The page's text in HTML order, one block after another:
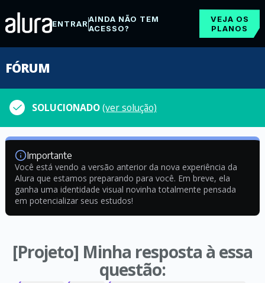
ENTRARAINDA NÃO TEM
ACESSO?
VEJA OS
PLANOS
FÓRUM
SOLUCIONADO(ver solução)
Importante
Você está vendo a versão anterior da nova experiência da
Alura que estamos preparando para você. Em breve, ela
ganha uma identidade visual novinha totalmente pensada
em potencializar seus estudos!
[Projeto] Minha resposta à essa
questão: